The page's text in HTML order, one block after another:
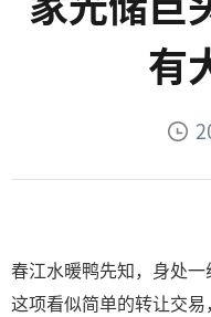
有
春江水暖鸭先知，身处一
这项看似简单的转让交